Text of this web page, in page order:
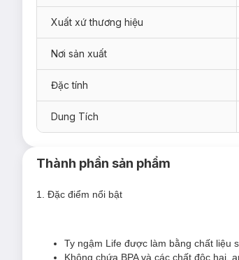
Xuất xứ thương hiệu
Nơi sản xuất
Đặc tính
Dung Tích
Thành phần sản phẩm
1. Đặc điểm nổi bật
Ty ngậm Life được làm bằng chất liệu
Không chứa BPA và các chất độc hại,